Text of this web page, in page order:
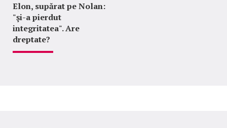
Elon, supărat pe Nolan:
"şi-a pierdut
integritatea". Are
dreptate?